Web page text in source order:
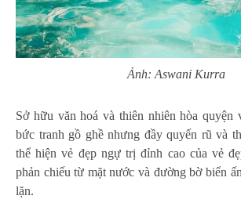
Ảnh: Aswani Kurra
Sở hữu văn hoá và thiên nhiên hòa quyện
bức tranh gồ ghề nhưng đầy quyến rũ và
thể hiện vẻ đẹp ngự trị đỉnh cao của vẻ
phản chiếu từ mặt nước và đường bờ biển
lặn.